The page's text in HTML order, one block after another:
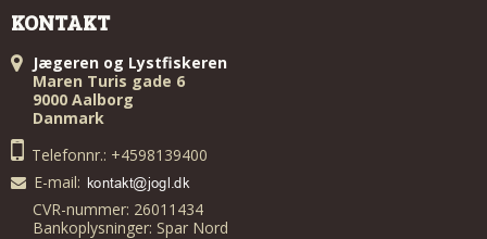
KONTAKT
Jægeren og Lystfiskeren
Maren Turis gade 6
9000 Aalborg
Danmark
Telefonnr.: +4598139400
E-mail:
CVR-nummer: 26011434
Bankoplysninger: Spar Nord